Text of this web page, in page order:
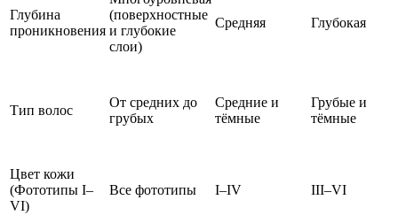
Глубина
проникновения
(поверхностные
и глубокие
слои)
Средняя Глубокая
Тип волос
От средних до
грубых
Средние и
тёмные
Грубые и
тёмные
Цвет кожи
(Фототипы I–
VI)
Все фототипы I–IV III–VI